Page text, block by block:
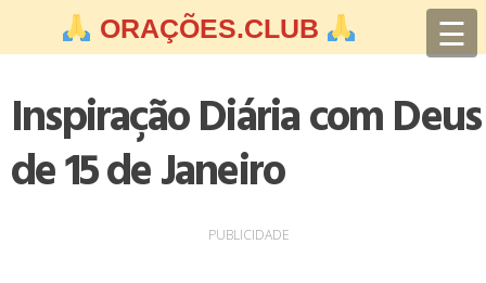
ORAÇÕES.CLUB ☰
Inspiração Diária com Deus
de 15 de Janeiro
PUBLICIDADE